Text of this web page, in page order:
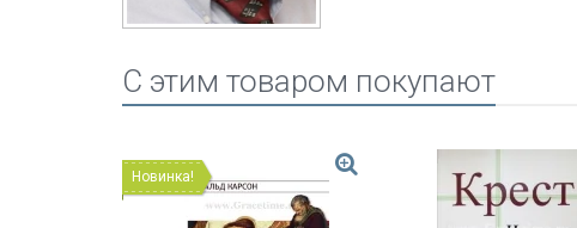
C этим товаром покупают
Новинка!